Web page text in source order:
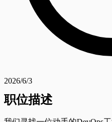
2026/6/3
职位描述